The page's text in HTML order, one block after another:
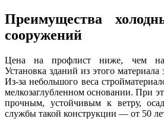
Преимущества
сооружений
Цена на профлист ниже, чем на
Установка зданий из этого
Из-за небольшого веса
мелкозаглубленном основании. При
прочным, устойчивым к ветру,
службы такой конструкции — от 50